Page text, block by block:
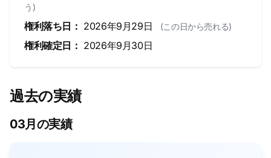
う)
権利落ち日： 2026年9月29日 (この日から売れる)
権利確定日： 2026年9月30日
過去の実績
03月の実績